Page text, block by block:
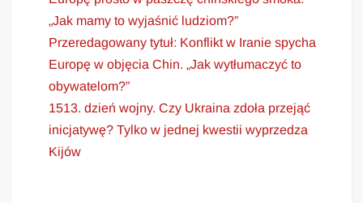
„Jak mamy to wyjaśnić ludziom?”
Przeredagowany tytuł: Konflikt w Iranie spycha
Europę w objęcia Chin. „Jak wytłumaczyć to
obywatelom?”
1513. dzień wojny. Czy Ukraina zdoła przejąć
inicjatywę? Tylko w jednej kwestii wyprzedza
Kijów